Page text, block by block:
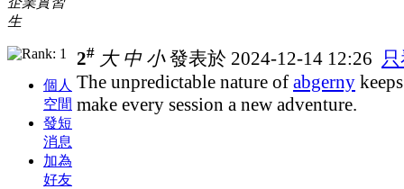
生
個人
空間
發短
消息
加為
好友
2# 大 中 小發表於 2024-12-14 12:26
The unpredictable nature of abgerny
make every session a new adventure.